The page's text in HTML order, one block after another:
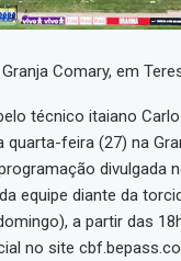
Comary, em
técnico itaiano
feira (27) na
divulgada
equipe diante da
a partir das
no site